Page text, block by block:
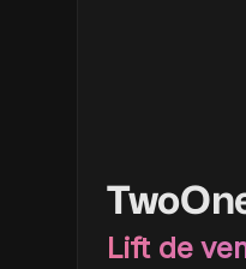
Lift de